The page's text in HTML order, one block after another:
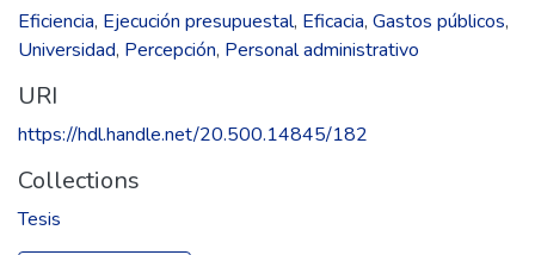
Eficiencia, Ejecución presupuestal, Eficacia, Gastos públicos,
Universidad, Percepción, Personal administrativo
URI
https://hdl.handle.net/20.500.14845/182
Collections
Tesis